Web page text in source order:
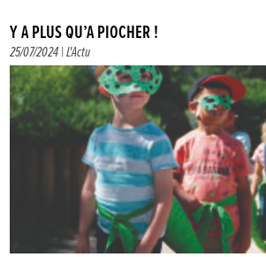
Y A PLUS QU’À PIOCHER !
25/07/2024 |L'Actu